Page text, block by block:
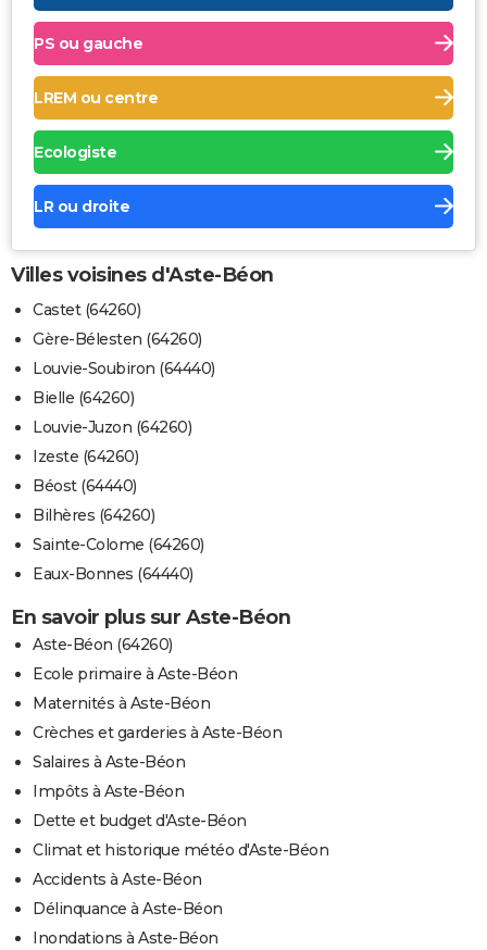
PS ou gauche
LREM ou centre
Ecologiste
LR ou droite
Villes voisines d'Aste-Béon
Castet (64260)
Gère-Bélesten (64260)
Louvie-Soubiron (64440)
Bielle (64260)
Louvie-Juzon (64260)
Izeste (64260)
Béost (64440)
Bilhères (64260)
Sainte-Colome (64260)
Eaux-Bonnes (64440)
En savoir plus sur Aste-Béon
Aste-Béon (64260)
Ecole primaire à Aste-Béon
Maternités à Aste-Béon
Crèches et garderies à Aste-Béon
Salaires à Aste-Béon
Impôts à Aste-Béon
Dette et budget d'Aste-Béon
Climat et historique météo d'Aste-Béon
Accidents à Aste-Béon
Délinquance à Aste-Béon
Inondations à Aste-Béon